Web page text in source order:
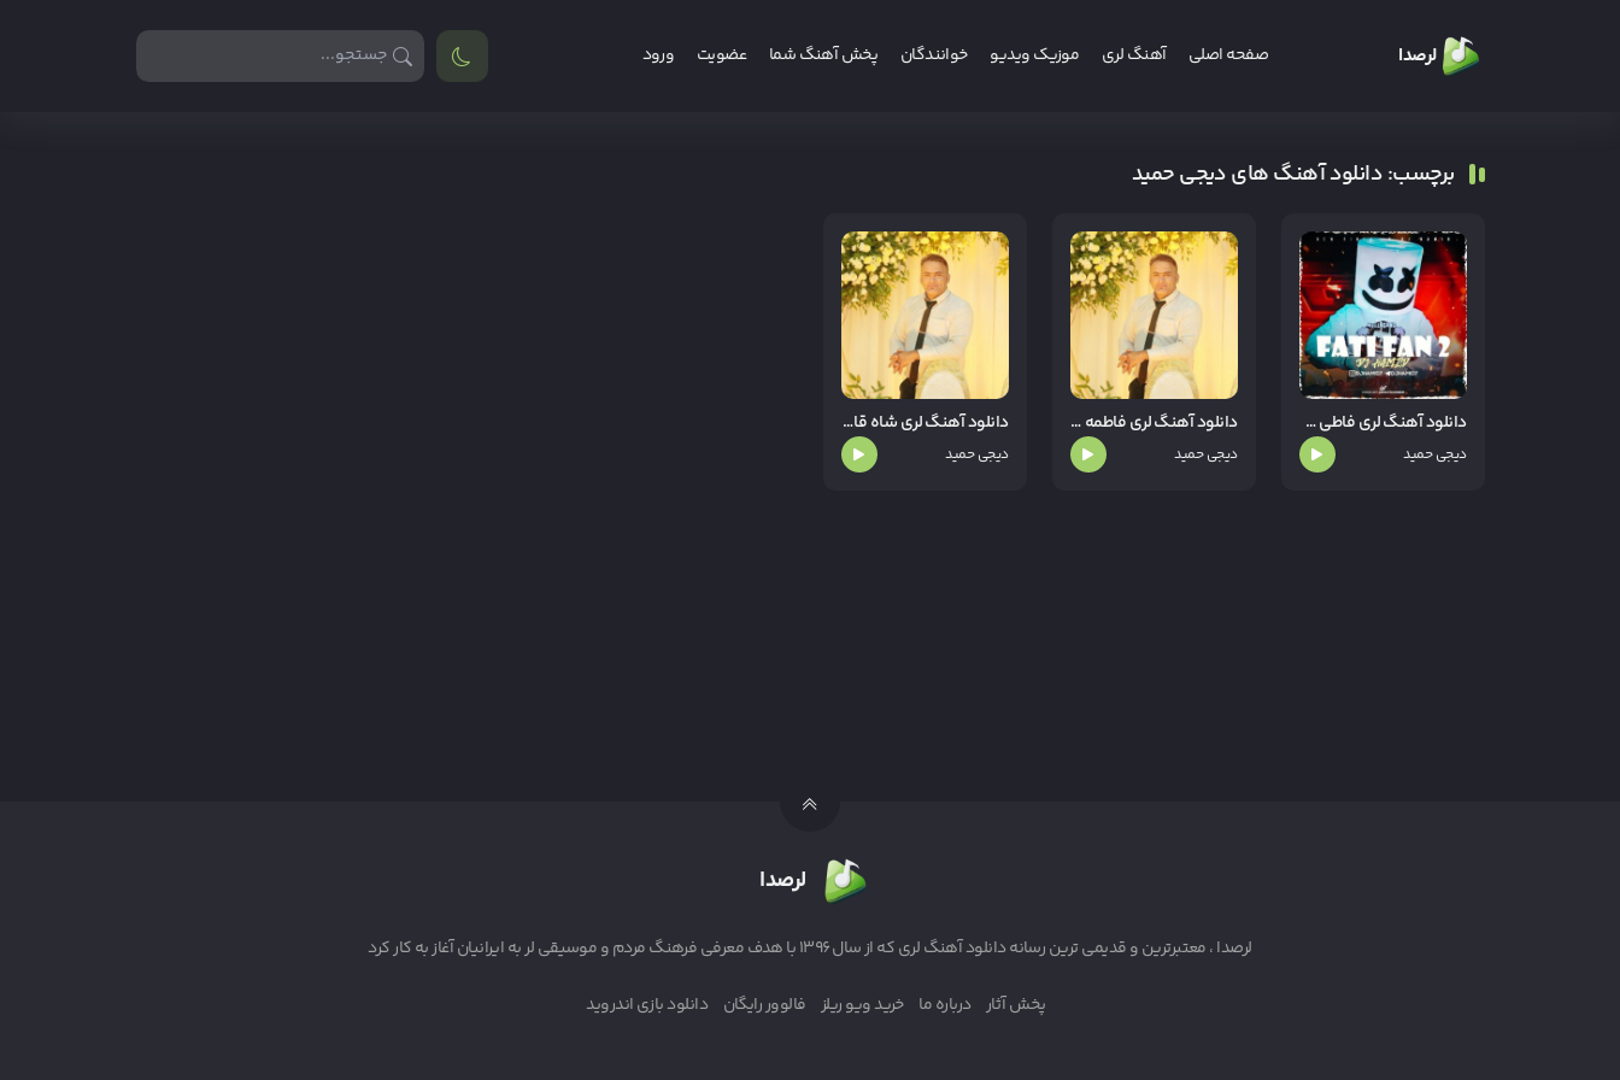
لرصدا صفحه اصلی آهنگ لری موزیک ویدیو خوانندگان پخش آهنگ شما عضویت ورود
برچسب: دانلود آهنگ های دیجی حمید
دانلود آهنگ لری فاطی فان ۲ از دیجی حمید
دیجی حمید
دانلود آهنگ لری فاطمه بهار زندگیم از دیجی حمید
دیجی حمید
دانلود آهنگ لری شاه قاسم از دیجی حمید
دیجی حمید
لرصدا
لرصدا ، معتبرترین و قدیمی ترین رسانه دانلود آهنگ لری که از سال ۱۳۹۶ با هدف معرفی فرهنگ مردم و موسیقی لر به ایرانیان آغاز به کار کرد
پخش آثار درباره ما خرید ویو ریلز فالوور رایگان دانلود بازی اندروید